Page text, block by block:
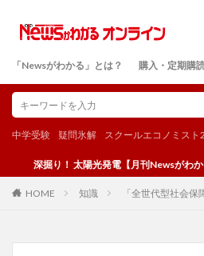
「Newsがわかる」とは？ 購入・定期購
中学受験 疑問氷解 スクールエコノミスト
り！ 太陽光発電【月刊Newsがわかる９月号】
HOME 知識 「全世代型社会
検索